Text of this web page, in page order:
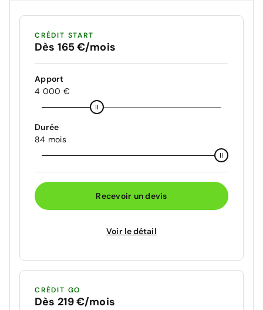
CRÉDIT START
Dès 165 €/mois
Apport
4 000 €
Durée
84 mois
Recevoir un devis
Voir le détail
CRÉDIT GO
Dès 219 €/mois